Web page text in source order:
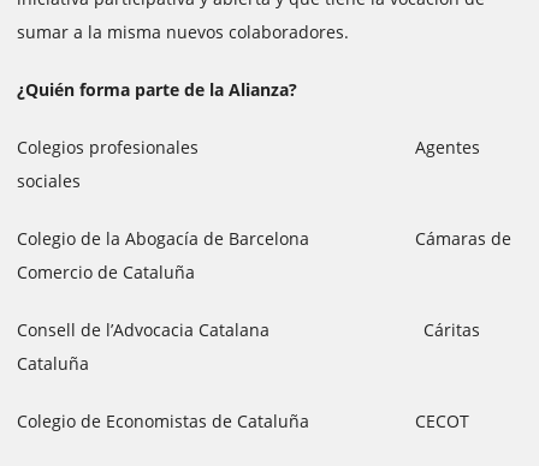
sumar a la misma nuevos colaboradores.
¿Quién forma parte de la Alianza?
Colegios profesionales Agentes
sociales
Colegio de la Abogacía de Barcelona Cámaras de
Comercio de Cataluña
Consell de l’Advocacia Catalana Cáritas
Cataluña
Colegio de Economistas de Cataluña CECOT